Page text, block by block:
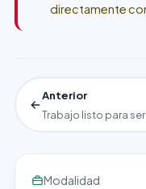
directamente
Anterior
Trabajo listo para
Modalidad